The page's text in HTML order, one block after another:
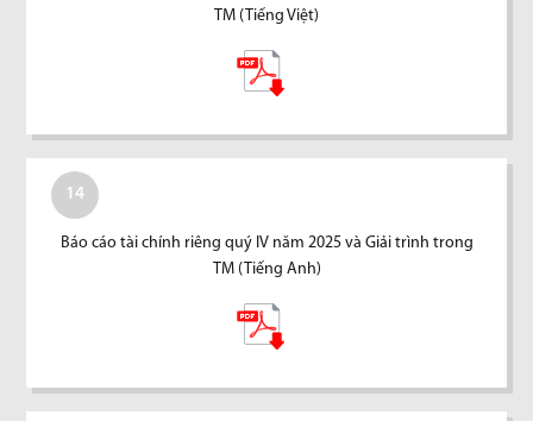
TM (Tiếng Việt)
14
Báo cáo tài chính riêng quý IV năm 2025 và Giải trình trong
TM (Tiếng Anh)